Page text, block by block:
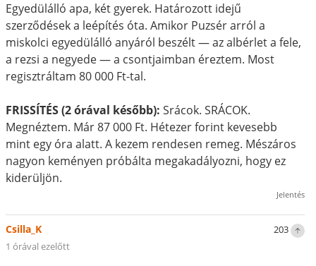
Egyedülálló apa, két gyerek. Határozott idejű
szerződések a leépítés óta. Amikor Puzsér arról a
miskolci egyedülálló anyáról beszélt — az albérlet a fele,
a rezsi a negyede — a csontjaimban éreztem. Most
regisztráltam 80 000 Ft-tal.
FRISSÍTÉS (2 órával később): Srácok. SRÁCOK.
Megnéztem. Már 87 000 Ft. Hétezer forint kevesebb
mint egy óra alatt. A kezem rendesen remeg. Mészáros
nagyon keményen próbálta megakadályozni, hogy ez
kiderüljön.
Jelentés
203
Csilla_K
1 órával ezelőtt